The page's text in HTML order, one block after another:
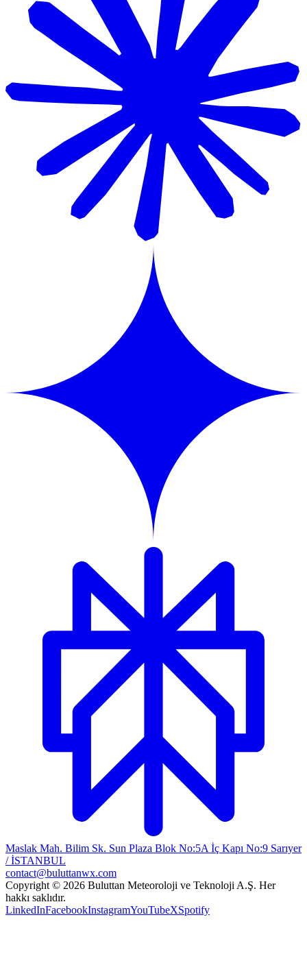
Maslak Mah. Bilim Sk. Sun Plaza Blok No:5A İç Kapı No:9 Sarıyer
/ İSTANBUL
contact@buluttanwx.com
Copyright © 2026 Buluttan Meteoroloji ve Teknoloji A.Ş. Her
hakkı saklıdır.
LinkedInFacebookInstagramYouTubeXSpotify